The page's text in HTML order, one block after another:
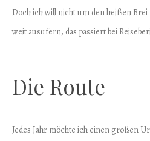
Doch ich will nicht um den heißen
weit ausufern, das passiert bei
Die Route
Jedes Jahr möchte ich einen großen